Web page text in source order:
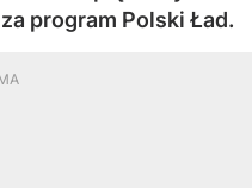
program Polski Ład.